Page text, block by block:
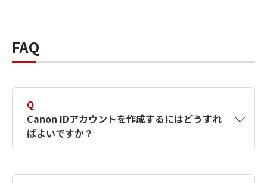
FAQ
Q
Canon IDアカウントを作成するにはどうすれ
ばよいですか？